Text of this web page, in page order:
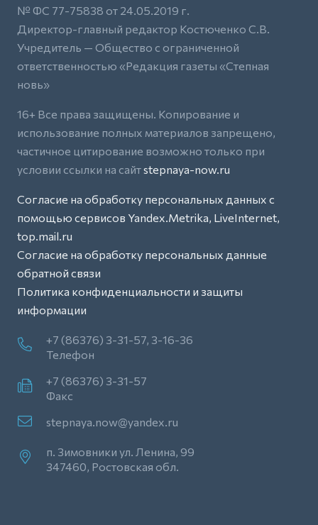
№ ФС 77-75838 от 24.05.2019 г.
Директор-главный редактор Костюченко С.В.
Учредитель — Общество с ограниченной
ответственностью «Редакция газеты «Степная
новь»
16+ Все права защищены. Копирование и
использование полных материалов запрещено,
частичное цитирование возможно только при
условии ссылки на сайтstepnaya-now.ru
Согласие на обработку персональных данных с
помощью сервисов Yandex.Metrika, LiveInternet,
top.mail.ru
Согласие на обработку персональных данные
обратной связи
Политика конфиденциальности и защиты
информации
+7 (86376) 3-31-57, 3-16-36
Телефон
+7 (86376) 3-31-57
Факс
stepnaya.now@yandex.ru
п. Зимовники ул. Ленина, 99
347460, Ростовская обл.